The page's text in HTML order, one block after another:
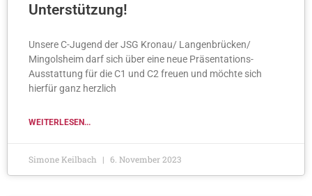
Unterstützung!
Unsere C-Jugend der JSG Kronau/ Langenbrücken/
Mingolsheim darf sich über eine neue Präsentations-
Ausstattung für die C1 und C2 freuen und möchte sich
hierfür ganz herzlich
WEITERLESEN...
Simone Keilbach 6. November 2023